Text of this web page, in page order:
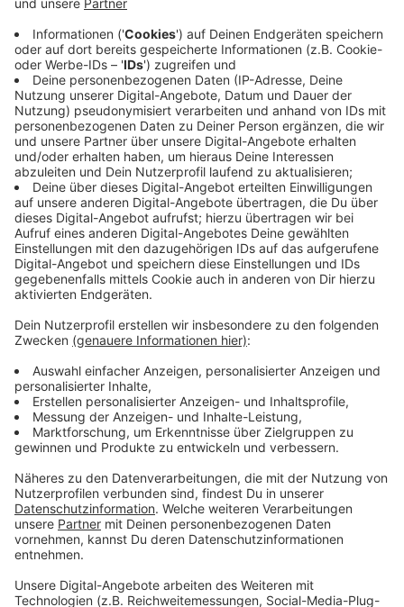
verhängt haben, hält der CDU-Politiker deswegen
nichts.
Anzeige
Erst testen, dann Quarantäne
Anzeige
Laumann will mit anderen Maßnahmen dafür sorgen,
dass Heimbewohner und Mitarbeiter besonders
geschützt werden. So sollen Patienten, die zum
Pflegefall geworden sind, noch im Krankenhaus auf
das Coronavirus gestestet werden. Fällt der Test
sollen sie erst 14 Tage in Quarantäne bleiben, bevor
sie am normalen Alltag teilnehmen dürfen.
Anzeige
Besuchsverbot besser kontrollieren
Anzeige
Bisher sind in Nordrhein-Westfalen knapp 80